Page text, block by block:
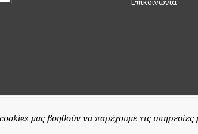
μας βοηθούν να παρέχουμε τις